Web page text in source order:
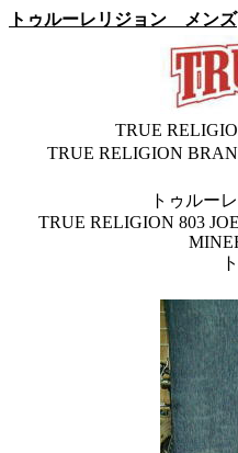
トゥルーレリジョン メンズ
TRUE
TRUE RELIGION
トゥルー
TRUE RELIGION 803